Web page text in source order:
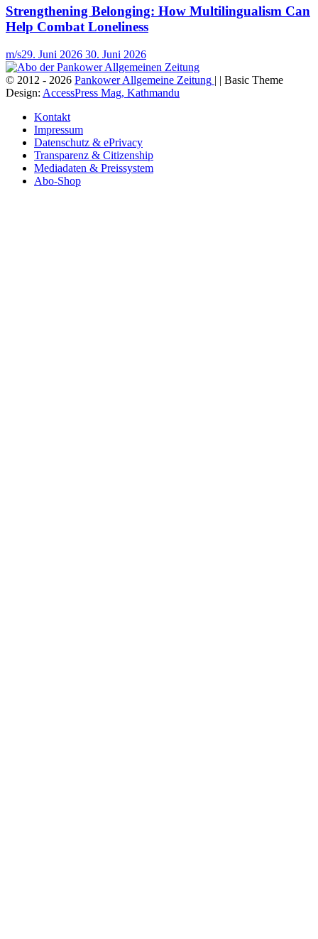
Strengthening Belonging: How Multilingualism Can
Help Combat Loneliness
m/s29. Juni 2026 30. Juni 2026
© 2012 - 2026 Pankower Allgemeine Zeitung | | Basic Theme
Design: AccessPress Mag, Kathmandu
Kontakt
Impressum
Datenschutz & ePrivacy
Transparenz & Citizenship
Mediadaten & Preissystem
Abo-Shop